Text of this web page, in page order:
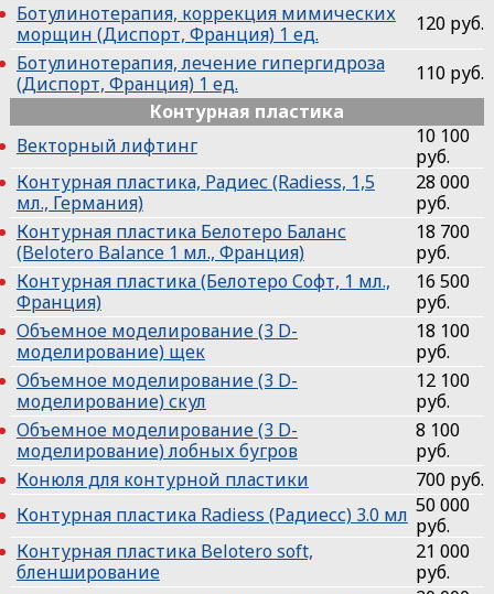
Ботулинотерапия, коррекция мимических
морщин (Диспорт, Франция) 1 ед.
120 руб.
Ботулинотерапия, лечение гипергидроза
(Диспорт, Франция) 1 ед.
110 руб.
Контурная пластика
Векторный лифтинг
10 100
руб.
Контурная пластика, Радиес (Radiess, 1,5
мл., Германия)
28 000
руб.
Контурная пластика Белотеро Баланс
(Belotero Balance 1 мл., Франция)
18 700
руб.
Контурная пластика (Белотеро Софт, 1 мл.,
Франция)
16 500
руб.
Объемное моделирование (3 D-
моделирование) щек
18 100
руб.
Объемное моделирование (3 D-
моделирование) скул
12 100
руб.
Объемное моделирование (3 D-
моделирование) лобных бугров
8 100
руб.
Конюля для контурной пластики
700 руб.
Контурная пластика Radiess (Радиесс) 3.0 мл 50 000
руб.
Контурная пластика Belotero soft,
бленширование
21 000
руб.